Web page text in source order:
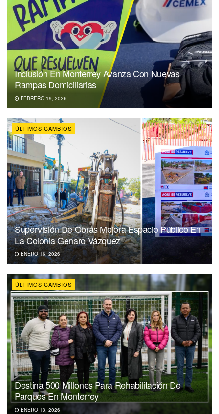
Inclusión En Monterrey Avanza Con Nuevas
Rampas Domiciliarias
FEBRERO 19, 2026
ÚLTIMOS CAMBIOS
Supervisión De Obras Mejora Espacio Público En
La Colonia Genaro Vázquez
ENERO 16, 2026
ÚLTIMOS CAMBIOS
Destina 500 Millones Para Rehabilitación De
Parques En Monterrey
ENERO 13, 2026